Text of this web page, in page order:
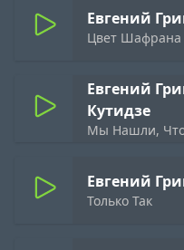
Евгений
Цвет Шафрана
Евгений
Кутидзе
Мы Нашли,
Евгений
Только Так